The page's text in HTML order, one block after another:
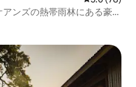
ンズの熱帯雨林にある豪華